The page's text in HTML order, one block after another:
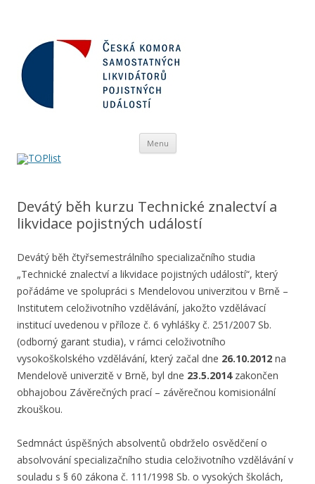
Menu Přejít
obsahu
Devátý běh kurzu Technické znalectví a
likvidace pojistných událostí
Devátý běh čtyřsemestrálního specializačního studia
„Technické znalectví a likvidace pojistných událostí“, který
pořádáme ve spolupráci s Mendelovou univerzitou v Brně –
Institutem celoživotního vzdělávání, jakožto vzdělávací
institucí uvedenou v příloze č. 6 vyhlášky č. 251/2007 Sb.
(odborný garant studia), v rámci celoživotního
vysokoškolského vzdělávání, který začal dne 26.10.2012 na
Mendelově univerzitě v Brně, byl dne 23.5.2014 zakončen
obhajobou Závěrečných prací – závěrečnou komisionální
zkouškou.
Sedmnáct úspěšných absolventů obdrželo osvědčení o
absolvování specializačního studia celoživotního vzdělávání v
souladu s § 60 zákona č. 111/1998 Sb. o vysokých školách,